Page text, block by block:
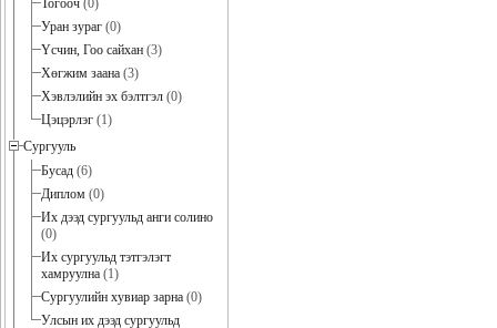
Тогооч (0)
Уран зураг (0)
Үсчин, Гоо сайхан (3)
Хөгжим заана (3)
Хэвлэлийн эх бэлтгэл (0)
Цэцэрлэг (1)
Сургууль
Бусад (6)
Диплом (0)
Их дээд сургуульд анги солино
(0)
Их сургуульд тэтгэлэгт
хамруулна (1)
Сургуулийн хувиар зарна (0)
Улсын их дээд сургуульд